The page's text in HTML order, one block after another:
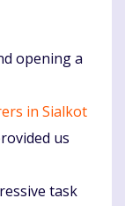
opening a
in Sialkot
us
task